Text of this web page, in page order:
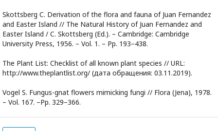
Skottsberg C. Derivation of the flora and fauna of Juan Fernandez
and Easter Island // The Natural History of Juan Fernandez and
Easter Island / C. Skottsberg (Ed.). – Cambridge: Cambridge
University Press, 1956. – Vol. 1. – Pp. 193–438.
The Plant List: Checklist of all known plant species // URL:
http://www.theplantlist.org/ (дата обращения: 03.11.2019).
Vogel S. Fungus-gnat flowers mimicking fungi // Flora (Jena), 1978.
– Vol. 167. –Pp. 329–366.